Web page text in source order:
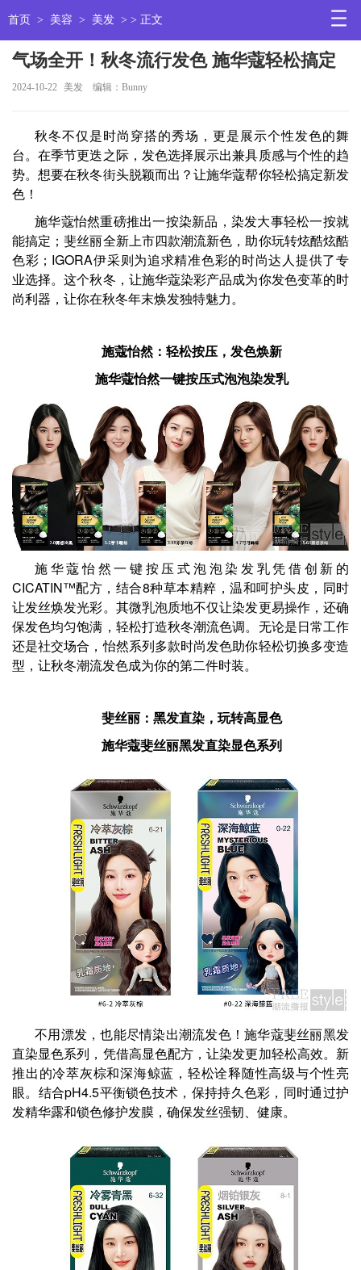
首页 > 美容 > 美发 > > 正文
气场全开！秋冬流行发色 施华蔻轻松搞定
2024-10-22 美发 编辑：Bunny
秋冬不仅是时尚穿搭的秀场，更是展示个性发色的舞
台。在季节更迭之际，发色选择展示出兼具质感与个性的趋
势。想要在秋冬街头脱颖而出？让施华蔻帮你轻松搞定新发
色！
施华蔻怡然重磅推出一按染新品，染发大事轻松一按就
能搞定；斐丝丽全新上市四款潮流新色，助你玩转炫酷炫酷
色彩；IGORA伊采则为追求精准色彩的时尚达人提供了专
业选择。这个秋冬，让施华蔻染彩产品成为你发色变革的时
尚利器，让你在秋冬年末焕发独特魅力。
施蔻怡然：轻松按压，发色焕新
施华蔻怡然一键按压式泡泡染发乳
施华蔻怡然一键按压式泡泡染发乳凭借创新的
CICATIN™配方，结合8种草本精粹，温和呵护头皮，同时
让发丝焕发光彩。其微乳泡质地不仅让染发更易操作，还确
保发色均匀饱满，轻松打造秋冬潮流色调。无论是日常工作
还是社交场合，怡然系列多款时尚发色助你轻松切换多变造
型，让秋冬潮流发色成为你的第二件时装。
斐丝丽：黑发直染，玩转高显色
施华蔻斐丝丽黑发直染显色系列
不用漂发，也能尽情染出潮流发色！施华蔻斐丝丽黑发
直染显色系列，凭借高显色配方，让染发更加轻松高效。新
推出的冷萃灰棕和深海鲸蓝，轻松诠释随性高级与个性亮
眼。结合pH4.5平衡锁色技术，保持持久色彩，同时通过护
发精华露和锁色修护发膜，确保发丝强韧、健康。